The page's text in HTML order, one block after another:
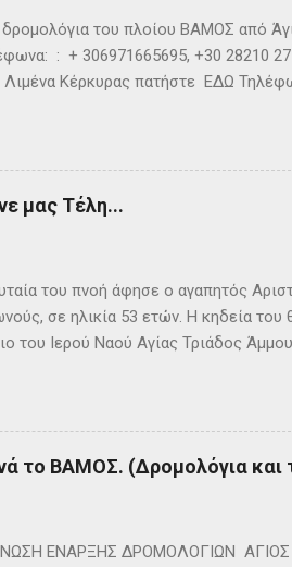
του πλοίου ΒΑΜΟΣ από
: + 306971665695, +30 28210
Λιμένα Κέρκυρας πατήστε ΕΔΩ
👉Ακολουθήστε μας στο
μας Τέλη...
του πνοή άφησε ο αγαπητός
σε ηλικία 53 ετών. Η κηδεία
του Ιερού Ναού Αγίας Τριάδος
το ΒΑΜΟΣ. (Δρομολόγια και
ΕΝΑΡΞΗΣ ΔΡΟΜΟΛΟΓΙΩΝ ΑΓΙΟΣ